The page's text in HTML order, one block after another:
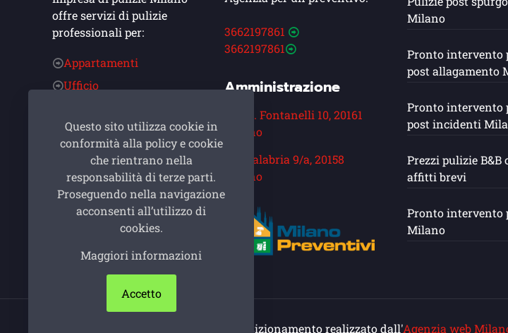
offre servizi di pulizie
professionali per:
Appartamenti
Ufficio
Alberghi
Post Cantiere
Asilo Nido
Ristoranti
Studi Medici
3662197861
3662197861
Amministrazione
Via A. Fontanelli 10, 20161
Milano
Via Calabria 9/a, 20158
Milano
Milano
Pronto intervento
post allagamento
Pronto intervento
post incidenti
Prezzi pulizie B&B
affitti brevi
Pronto intervento
Milano
© Impresa di pulizie Milano. Sito e posizionamento realizzato dall'Agenzia web
Questo sito utilizza cookie in
conformità alla policy e cookie
che rientrano nella
responsabilità di terze parti.
Proseguendo nella navigazione
acconsenti all’utilizzo di
cookies.
Maggiori informazioni
Accetto